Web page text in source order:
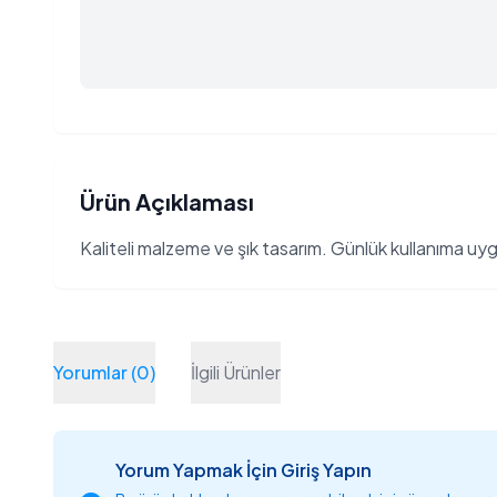
Ürün Açıklaması
Kaliteli malzeme ve şık tasarım. Günlük kullanıma
Yorumlar (0) İlgili Ürünler
Yorum Yapmak İçin Giriş Yapın